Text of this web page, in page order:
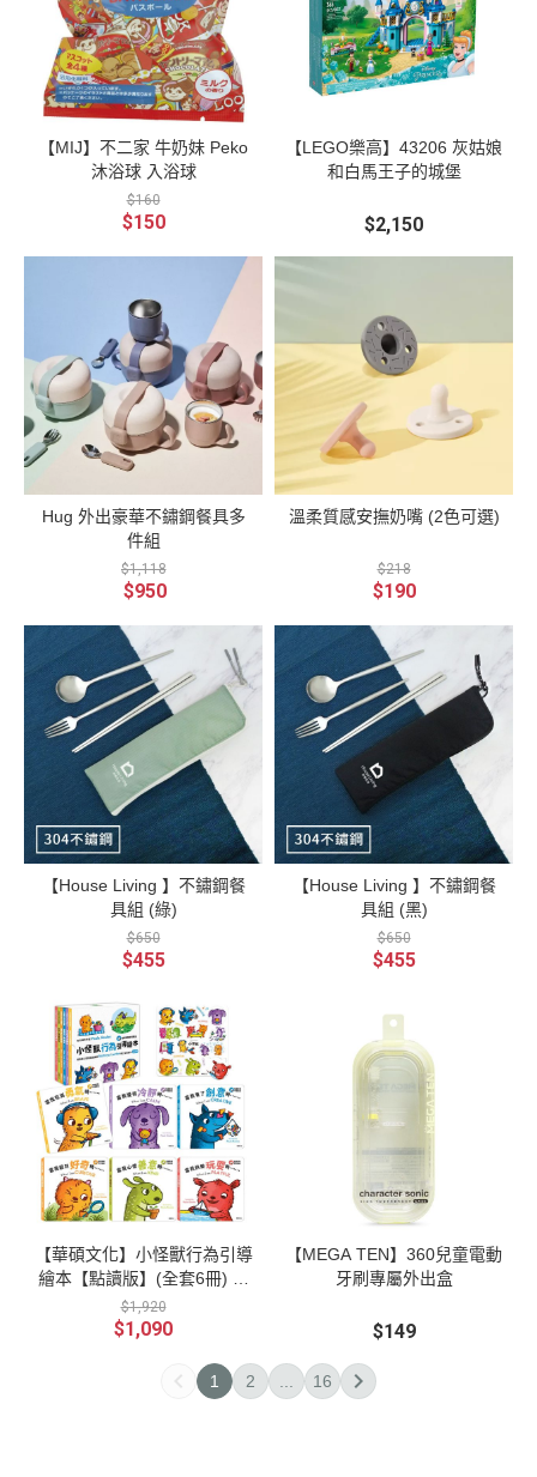
【MIJ】不二家 牛奶妹 Peko
沐浴球 入浴球
$160
$150
【LEGO樂高】43206 灰姑娘
和白馬王子的城堡
$2,150
Hug 外出豪華不鏽鋼餐具多
件組
$1,118
$950
溫柔質感安撫奶嘴 (2色可選)
$218
$190
【House Living 】不鏽鋼餐
具組 (綠)
$650
$455
【House Living 】不鏽鋼餐
具組 (黑)
$650
$455
【華碩文化】小怪獸行為引導
繪本【點讀版】(全套6冊) 附
贈小怪獸果凍貼
$1,920
$1,090
【MEGA TEN】360兒童電動
牙刷專屬外出盒
$149
1 2 16